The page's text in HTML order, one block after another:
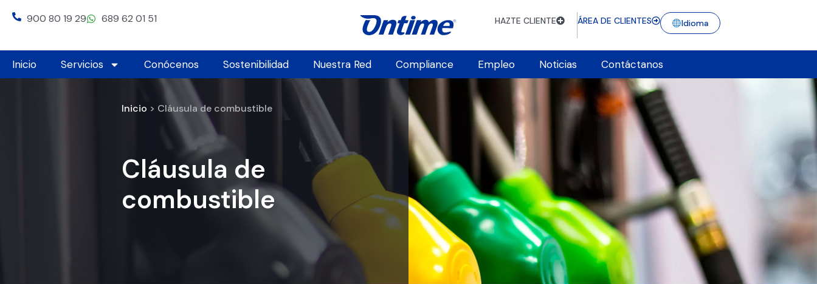
900 80 19 29 689 62 01 51 HAZTE CLIENTE ÁREA DE CLIENTES Idioma
Inicio Servicios Conócenos Sostenibilidad Nuestra Red Compliance Empleo Noticias Contáctanos
Inicio > Cláusula de combustible
Cláusula de
combustible